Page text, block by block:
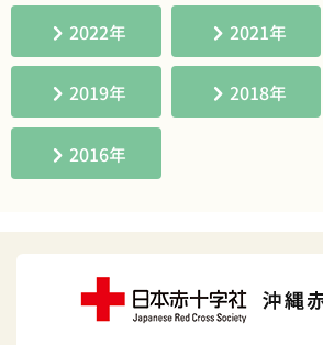
2022年 2021年
2019年 2018年
2016年